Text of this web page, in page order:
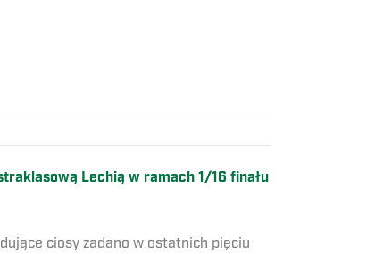
Lechią w ramach 1/16 finału
ciosy zadano w ostatnich pięciu